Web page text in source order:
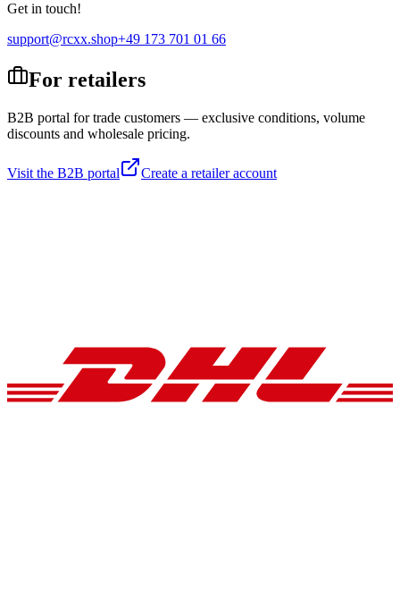
Get in touch!
support@rcxx.shop+49 173 701 01 66
For retailers
B2B portal for trade customers — exclusive conditions, volume
discounts and wholesale pricing.
Visit the B2B portal Create a retailer account